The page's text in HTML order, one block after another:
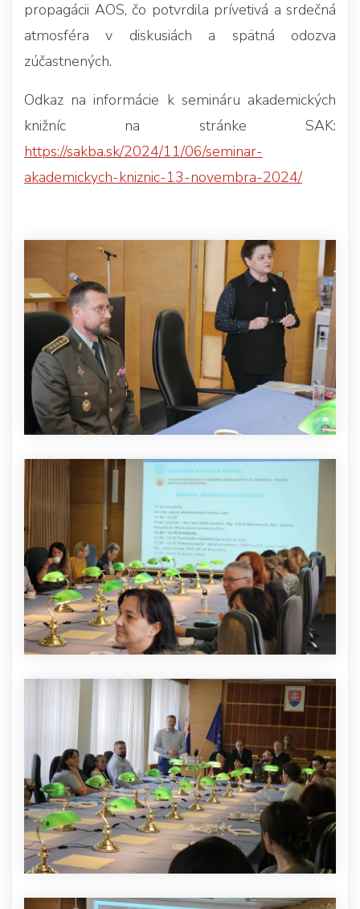
propagácii AOS, čo potvrdila prívetivá a srdečná
atmosféra v diskusiách a spätná odozva
zúčastnených.
Odkaz na informácie k semináru akademických
knižníc na stránke SAK:
https://sakba.sk/2024/11/06/seminar-
akademickych-kniznic-13-novembra-2024/